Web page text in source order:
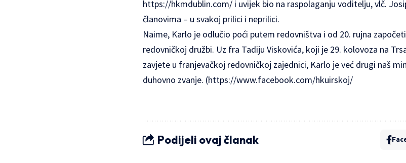
https://hkmdublin.com/ i uvijek bio na raspolaganju voditelju, vlč.
članovima – u svakoj prilici i neprilici.
Naime, Karlo je odlučio poći putem redovništva i od 20. rujna
redovničkoj družbi. Uz fra Tadiju Viskovića, koji je 29. kolovoza na
zavjete u franjevačkoj redovničkoj zajednici, Karlo je već drugi naš
duhovno zvanje. (https://www.facebook.com/hkuirskoj/
Podijeli ovaj članak